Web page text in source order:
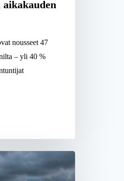
aikakauden
nousseet 47
– yli 40 %